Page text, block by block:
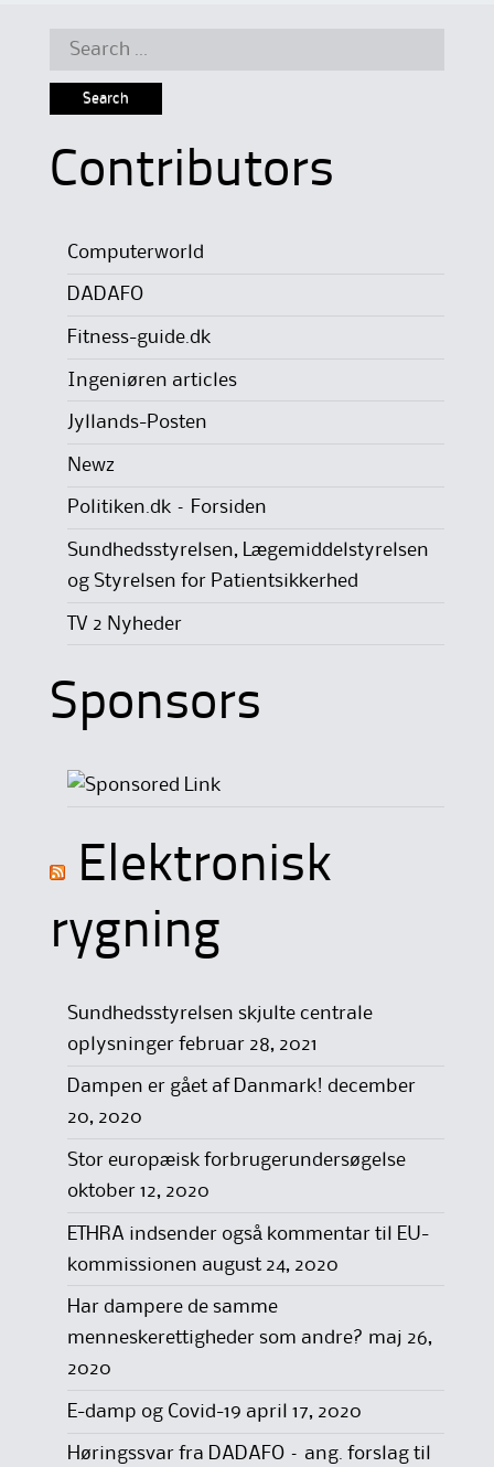
Search
Contributors
Computerworld
DADAFO
Fitness-guide.dk
Ingeniøren articles
Jyllands-Posten
Newz
Politiken.dk – Forsiden
Sundhedsstyrelsen, Lægemiddelstyrelsen
og Styrelsen for Patientsikkerhed
TV 2 Nyheder
Sponsors
Elektronisk
rygning
Sundhedsstyrelsen skjulte centrale
oplysninger februar 28, 2021
Dampen er gået af Danmark! december
20, 2020
Stor europæisk forbrugerundersøgelse
oktober 12, 2020
ETHRA indsender også kommentar til EU-
kommissionen august 24, 2020
Har dampere de samme
menneskerettigheder som andre? maj 26,
2020
E-damp og Covid-19 april 17, 2020
Høringssvar fra DADAFO – ang. forslag til